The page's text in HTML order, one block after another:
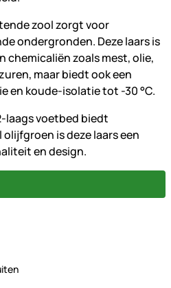
zool zorgt voor
ondergronden. Deze laars is
chemicaliën zoals mest, olie,
maar biedt ook een
en koude-isolatie tot -30 °C.
laags voetbed biedt
is deze laars een
en design.